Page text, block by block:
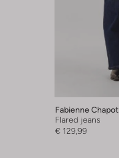
Fabienne Chapot
Flared jeans
€ 129,99